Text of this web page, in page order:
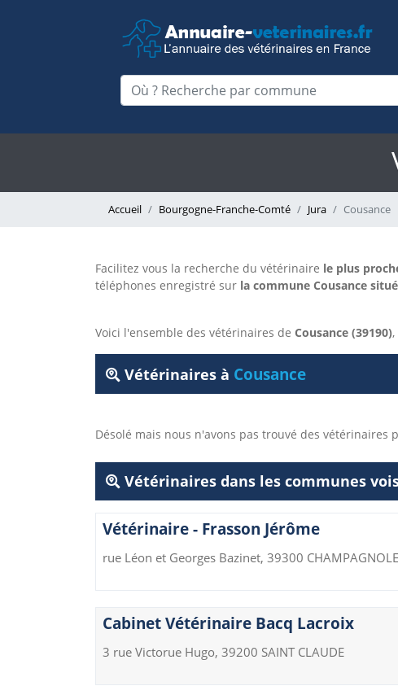
Accueil Bourgogne-Franche-Comté Jura Cousance
Facilitez vous la recherche du vétérinaire le plus
téléphones enregistré sur la commune Cousance
Voici l'ensemble des vétérinaires de Cousance (39190)
Vétérinaires à Cousance
Désolé mais nous n'avons pas trouvé des
Vétérinaires dans les communes
Vétérinaire - Frasson Jérôme
rue Léon et Georges Bazinet, 39300 CHAMPAGNOLE
Cabinet Vétérinaire Bacq Lacroix
3 rue Victorue Hugo, 39200 SAINT CLAUDE